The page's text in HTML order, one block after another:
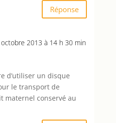
Réponse
2013 à 14 h 30 min
d’utiliser un disque
le transport de
maternel conservé au